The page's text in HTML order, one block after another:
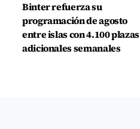
Binter refuerza su
programación de agosto
entre islas con 4.100 plazas
adicionales semanales